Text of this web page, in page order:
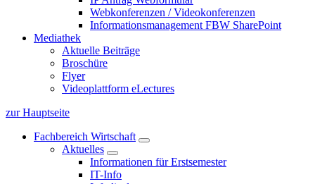
Webkonferenzen / Videokonferenzen
Informationsmanagement FBW SharePoint
Mediathek
Aktuelle Beiträge
Broschüre
Flyer
Videoplattform eLectures
zur Hauptseite
Fachbereich Wirtschaft
Aktuelles
Informationen für Erstsemester
IT-Info